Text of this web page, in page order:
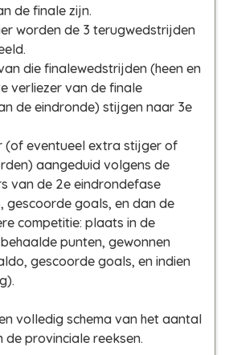
de finale zijn.
worden de 3 terugwedstrijden
die finalewedstrijden (heen en
verliezer van de finale
de eindronde) stijgen naar 3e
(of eventueel extra stijger of
aangeduid volgens de
van de 2e eindrondefase
gescoorde goals, en dan de
competitie: plaats in de
punten, gewonnen
gescoorde goals, en indien
volledig schema van het aantal
de provinciale reeksen.